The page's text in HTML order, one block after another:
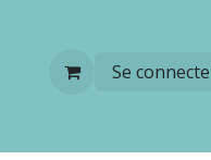
Se